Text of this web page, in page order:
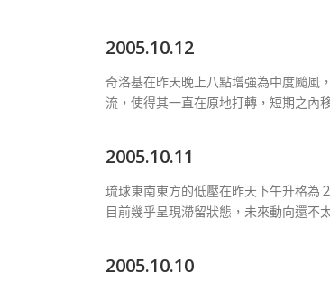
2005.10.12
奇洛基在昨天晚上八點增強為中度颱風
流，使得其一直在原地打轉，短期之內
2005.10.11
琉球東南東方的低壓在昨天下午升格為
目前幾乎呈現滯留狀態，未來動向還不
2005.10.10